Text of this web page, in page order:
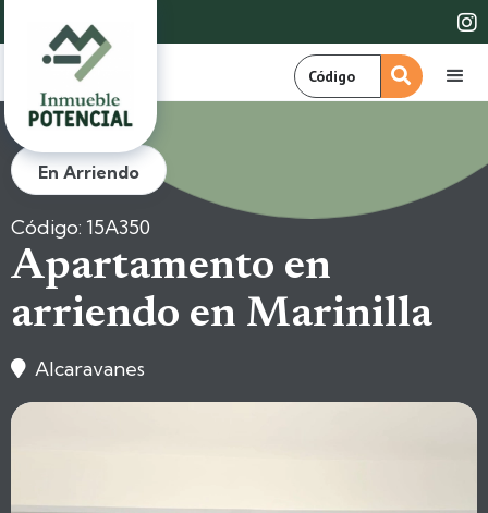

En Arriendo
Código: 15A350
Apartamento en
arriendo en Marinilla
 Alcaravanes